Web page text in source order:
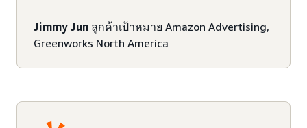
Jimmy Jun ลูกค้าเป้าหมาย Amazon Advertising,
Greenworks North America